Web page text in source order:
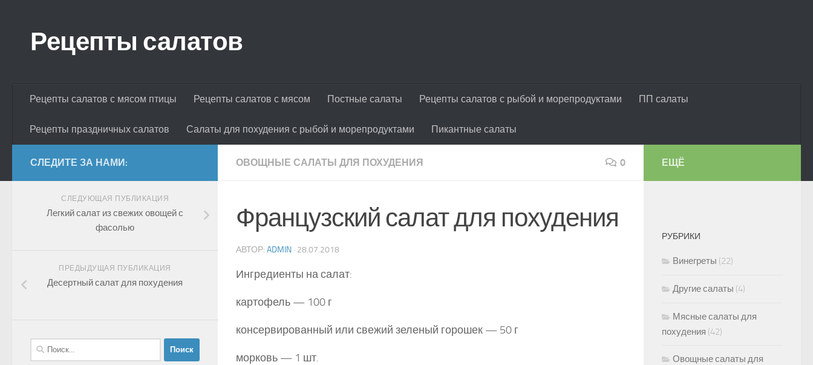
Рецепты салатов
Рецепты салатов с мясом птицы Рецепты салатов с мясом Постные салаты Рецепты салатов с рыбой и морепродуктами ПП салаты
Рецепты праздничных салатов Салаты для похудения с рыбой и морепродуктами Пикантные салаты
ОВОЩНЫЕ САЛАТЫ ДЛЯ ПОХУДЕНИЯ 0
Французский салат для похудения
АВТОР: ADMIN · 28.07.2018
Ингредиенты на салат:
картофель — 100 г
консервированный или свежий зеленый горошек — 50 г
морковь — 1 шт.
СЛЕДИТЕ ЗА НАМИ:
СЛЕДУЮЩАЯ ПУБЛИКАЦИЯ
Легкий салат из свежих овощей с
фасолью
ПРЕДЫДУЩАЯ ПУБЛИКАЦИЯ
Десертный салат для похудения
Найти:
ЕЩЁ
РУБРИКИ
Винегреты (22)
Другие салаты (4)
Мясные салаты для
похудения (42)
Овощные салаты для